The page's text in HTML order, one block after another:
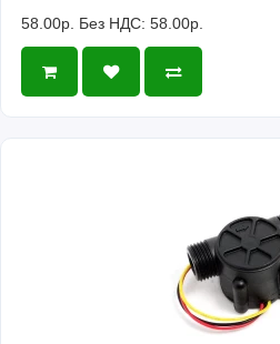
58.00р. Без НДС: 58.00р.